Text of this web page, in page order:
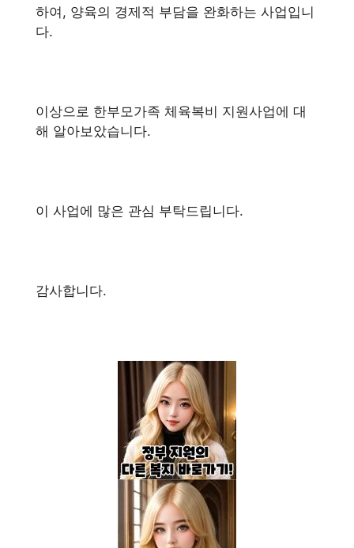
하여, 양육의 경제적 부담을 완화하는 사업입니
다.
이상으로 한부모가족 체육복비 지원사업에 대
해 알아보았습니다.
이 사업에 많은 관심 부탁드립니다.
감사합니다.